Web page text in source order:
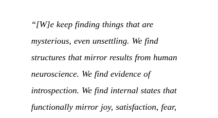
“[W]e keep finding things that are
mysterious, even unsettling. We find
structures that mirror results from human
neuroscience. We find evidence of
introspection. We find internal states that
functionally mirror joy, satisfaction, fear,